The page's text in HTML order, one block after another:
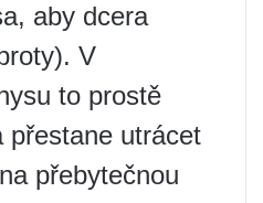
aby dcera
V
to prostě
přestane utrácet
přebytečnou